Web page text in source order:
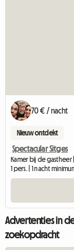
70 € / nacht
Nieuw ontdekt
Spectacular Sitges
Kamer bij de gastheer
1 pers. | 1 nacht
Advertenties in
zoekopdracht